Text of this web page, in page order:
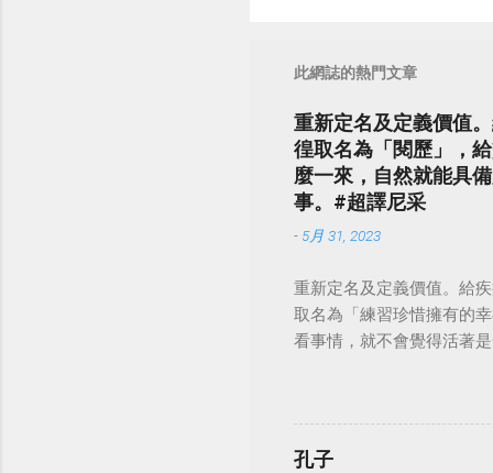
此網誌的熱門文章
重新定名及定義價值
徨取名為「閱歷」，
麼一來，自然就能具
事。#超譯尼采
- 5月 31, 2023
重新定名及定義價值。給
取名為「練習珍惜擁有的
看事情，就不會覺得活著
孔子